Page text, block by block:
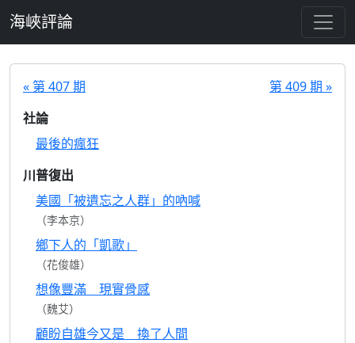
海峽評論
« 第 407 期
第 409 期 »
社論
最後的瘋狂
川普復出
美國「被遺忘之人群」的吶喊
（李本京）
鄉下人的「凱歌」
（花俊雄）
想像豐滿 現實骨感
（魏艾）
顧盼自雄今又是 換了人間